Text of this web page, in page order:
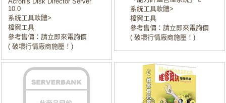
10.0
系統工具軟體>
檔案工具
參考售價：請立即來電詢價
( 破壞行情廠商施壓！)
系統工具軟體>
檔案工具
參考售價：請立即來電詢價
( 破壞行情廠商施壓！)